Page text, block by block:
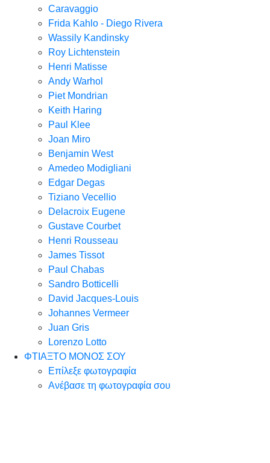
Caravaggio
Frida Kahlo - Diego Rivera
Wassily Kandinsky
Roy Lichtenstein
Henri Matisse
Andy Warhol
Piet Mondrian
Keith Haring
Paul Klee
Joan Miro
Benjamin West
Amedeo Modigliani
Edgar Degas
Tiziano Vecellio
Delacroix Eugene
Gustave Courbet
Henri Rousseau
James Tissot
Paul Chabas
Sandro Botticelli
David Jacques-Louis
Johannes Vermeer
Juan Gris
Lorenzo Lotto
ΦΤΙΑΞΤΟ ΜΟΝΟΣ ΣΟΥ
Επίλεξε φωτογραφία
Ανέβασε τη φωτογραφία σου